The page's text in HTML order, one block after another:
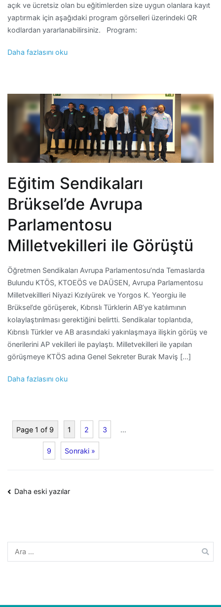
açık ve ücretsiz olan bu eğitimlerden size uygun olanlara kayıt
yaptırmak için aşağıdaki program görselleri üzerindeki QR
kodlardan yararlanabilirsiniz. Program:
Daha fazlasını oku
Eğitim Sendikaları
Brüksel’de Avrupa
Parlamentosu
Milletvekilleri ile Görüştü
Öğretmen Sendikaları Avrupa Parlamentosu’nda Temaslarda
Bulundu KTÖS, KTOEÖS ve DAÜSEN, Avrupa Parlamentosu
Milletvekillleri Niyazi Kızılyürek ve Yorgos K. Yeorgiu ile
Brüksel’de görüşerek, Kıbrıslı Türklerin AB’ye katılımının
kolaylaştırılması gerektiğini belirtti. Sendikalar toplantıda,
Kıbrıslı Türkler ve AB arasındaki yakınlaşmaya ilişkin görüş ve
önerilerini AP vekilleri ile paylaştı. Milletvekilleri ile yapılan
görüşmeye KTÖS adına Genel Sekreter Burak Maviş […]
Daha fazlasını oku
Page 1 of 9 1 2 3 …
9 Sonraki »
Yazı
Daha eski yazılar
Arama: